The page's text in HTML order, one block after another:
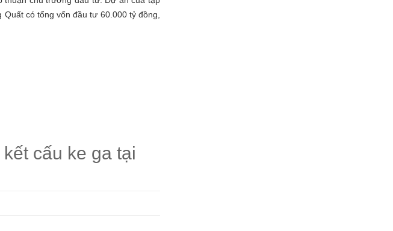
có tổng vốn đầu tư 60.000 tỷ đồng,
cấu ke ga tại